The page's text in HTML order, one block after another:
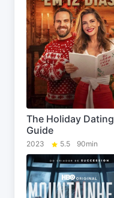
The Holiday Dating
Guide
2023 5.5 90min